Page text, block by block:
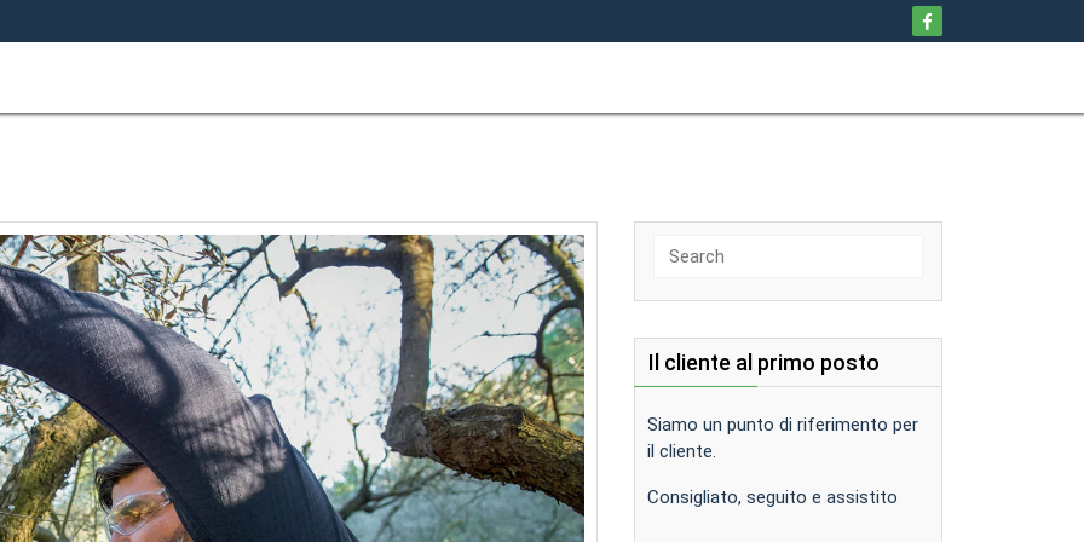
Search
Il cliente al primo posto
Siamo un punto di riferimento per
il cliente.
Consigliato, seguito e assistito